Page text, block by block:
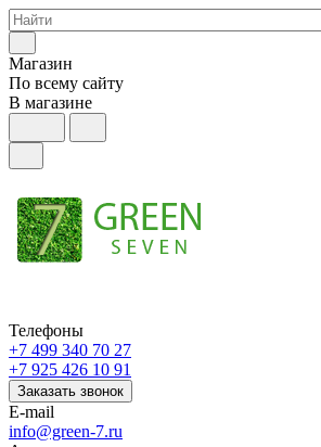
Магазин
По всему сайту
В магазине
Телефоны
+7 499 340 70 27
+7 925 426 10 91
Заказать звонок
E-mail
info@green-7.ru